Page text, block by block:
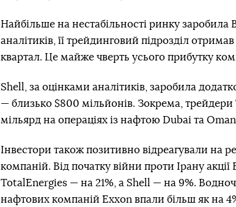
Найбільше на нестабільності ринку
аналітиків, її трейдинговий підрозділ
квартал. Це майже чверть усього прибутку
Shell, за оцінками аналітиків, заробила
— близько $800 мільйонів. Зокрема,
мільярд на операціях із нафтою Dubai та
Інвестори також позитивно відреагували на
компаній. Від початку війни проти Ірану
TotalEnergies — на 21%, а Shell — на 9%.
нафтових компаній Exxon впали більш як на